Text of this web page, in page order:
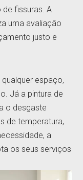
fissuras. A
uma avaliação
justo e
espaço,
Já a pintura de
o desgaste
de temperatura,
a
os seus serviços